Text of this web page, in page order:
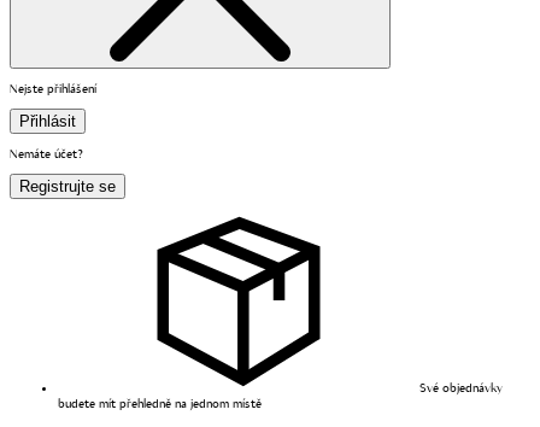
Nejste přihlášení
Přihlásit
Nemáte účet?
Registrujte se
Své objednávky
budete mít přehledně na jednom místě